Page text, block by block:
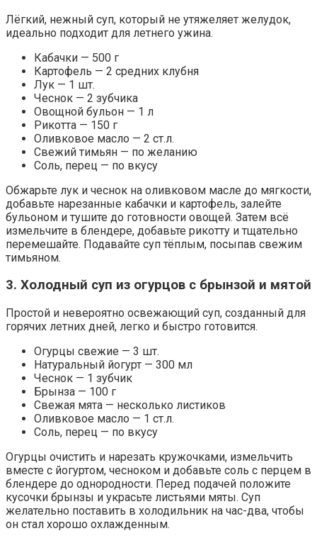
Лёгкий, нежный суп, который не утяжеляет желудок,
идеально подходит для летнего ужина.
Кабачки — 500 г
Картофель — 2 средних клубня
Лук — 1 шт.
Чеснок — 2 зубчика
Овощной бульон — 1 л
Рикотта — 150 г
Оливковое масло — 2 ст.л.
Свежий тимьян — по желанию
Соль, перец — по вкусу
Обжарьте лук и чеснок на оливковом масле до мягкости,
добавьте нарезанные кабачки и картофель, залейте
бульоном и тушите до готовности овощей. Затем всё
измельчите в блендере, добавьте рикотту и тщательно
перемешайте. Подавайте суп тёплым, посыпав свежим
тимьяном.
3. Холодный суп из огурцов с брынзой и мятой
Простой и невероятно освежающий суп, созданный для
горячих летних дней, легко и быстро готовится.
Огурцы свежие — 3 шт.
Натуральный йогурт — 300 мл
Чеснок — 1 зубчик
Брынза — 100 г
Свежая мята — несколько листиков
Оливковое масло — 1 ст.л.
Соль, перец — по вкусу
Огурцы очистить и нарезать кружочками, измельчить
вместе с йогуртом, чесноком и добавьте соль с перцем в
блендере до однородности. Перед подачей положите
кусочки брынзы и украсьте листьями мяты. Суп
желательно поставить в холодильник на час-два, чтобы
он стал хорошо охлажденным.